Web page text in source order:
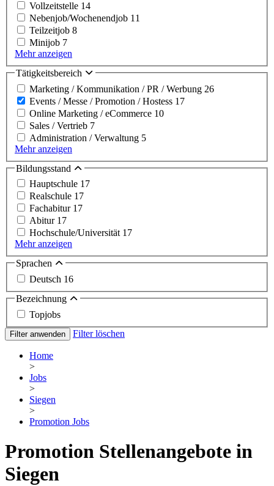
Vollzeitstelle 14
Nebenjob/Wochenendjob 11
Teilzeitjob 8
Minijob 7
Mehr anzeigen
Tätigkeitsbereich
Marketing / Kommunikation / PR / Werbung 26
Events / Messe / Promotion / Hostess 17
Online Marketing / eCommerce 10
Sales / Vertrieb 7
Administration / Verwaltung 5
Mehr anzeigen
Bildungsstand
Hauptschule 17
Realschule 17
Fachabitur 17
Abitur 17
Hochschule/Universität 17
Mehr anzeigen
Sprachen
Deutsch 16
Bezeichnung
Topjobs
Filter anwenden Filter löschen
Home
>
Jobs
>
Siegen
>
Promotion Jobs
Promotion Stellenangebote in
Siegen